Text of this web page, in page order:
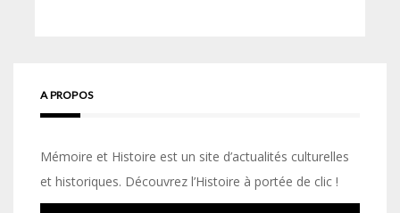
A PROPOS
Mémoire et Histoire est un site d’actualités culturelles
et historiques. Découvrez l’Histoire à portée de clic !